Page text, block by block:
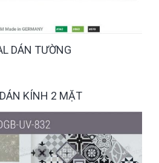
DÁN TƯỜNG
KÍNH 2 MẶT